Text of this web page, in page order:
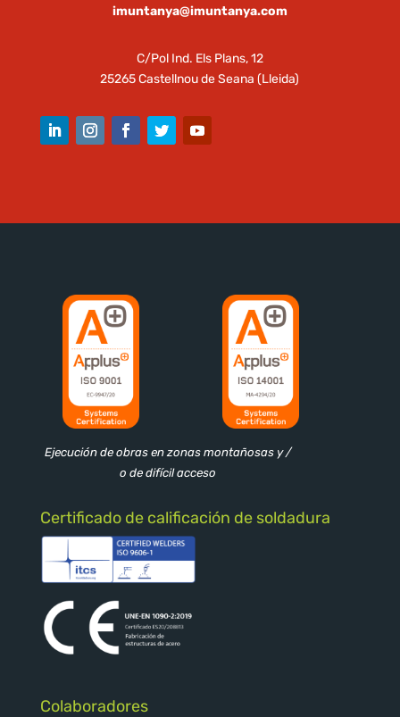
imuntanya@imuntanya.com
C/Pol Ind. Els Plans, 12
25265 Castellnou de Seana (Lleida)
Ejecución de obras en zonas montañosas y /
o de difícil acceso
Certificado de calificación de soldadura
Colaboradores